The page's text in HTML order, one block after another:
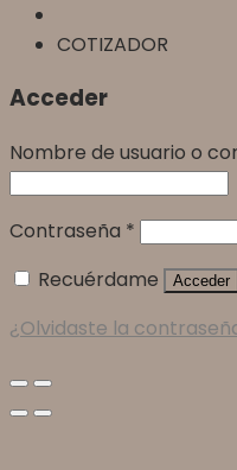
COTIZADOR
Acceder
Nombre de usuario o
Contraseña *
Recuérdame
Acceder
¿Olvidaste la